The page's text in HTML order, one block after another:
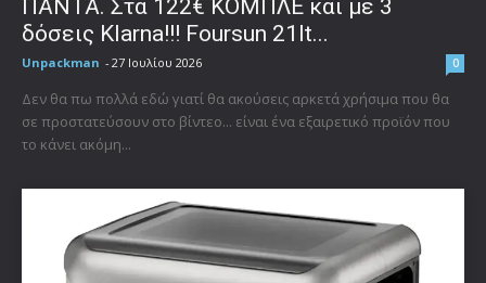
ΠΑΝΤΑ. Στα 122€ ΚΟΜΠΛΕ και με 3
δόσεις Klarna!!! Foursun 21lt...
Unpackman - 27 Ιουλίου 2026 0
Δεν θα πω πολλά εδώ γιατί θα ακούσεις αρκετά χρήσιμα που θα
σε προστατεύσουν στο βίντεο... είναι ένα εξαιρετικό προϊόν που
το κάνει ακόμη...